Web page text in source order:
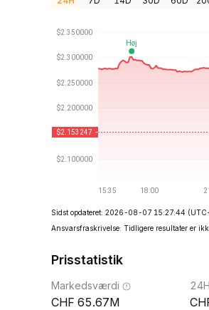
Sidst opdateret: 2026-08-07 15:27:44
Ansvarsfraskrivelse: Tidligere resultater er
Prisstatistik
Markedsværdi
65.67M